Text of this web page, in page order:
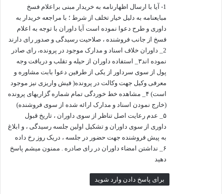
1- آیا با ارسال اظهارنامه به خریدار مبنی براعلام فسخ
مبایعنامه به دلیل خیار تخلف از شرط ؛ با مراجعه خریدار به
داوری و طرح دعوا نموده است آیا داوران با توجه به اعلام
فسخ از جانب فروشنده ، صلاحیت رسیدگی و صدور رای دارند
2_ داوران خلاف اسناد و مدارک موجود در پرونده، رای صادر
نموده اند۳_ استفاده داوران از حیله و تقلب و دریافت وجه
پول از سوی سرداور از یکی از طرفین دعوا بابت مشاوره و
معرفی وکیل جهت وکالت در پرونده( فیش واریزی نیز موجود
است) ۴_ مشاهده خط خوردگی تمام شماره گزاریهای پرونده
(خارج نمودن اسناد و مدارک ارائه شده از سوی فروشنده)
۵_ عدم رعایت اصل تناظر از سوی داوران ، تاریخ قبول
داوری از سوی داوران و تشکیل اولین جلسه رسیدگی ، و ابلاغ
به پيش فروشنده جهت حضور در جلسه ، دریک روز رخ داده
۶_ نداشتن امضاء داوران در رای صادره . ممنون میشم پاسخ
دهید
برای پاسخ دادن وارد شوید